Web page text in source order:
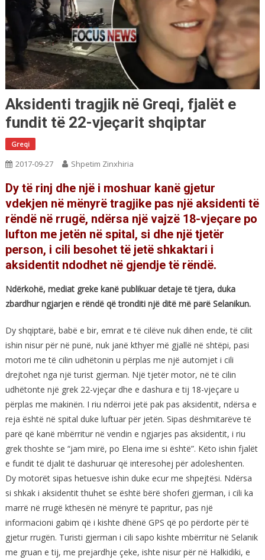
Aksidenti tragjik në Greqi, fjalët e
fundit të 22-vjeçarit shqiptar
Greqi
2017-09-27 Shpetim Zinxhiria
Dy të rinj dhe një i moshuar kanë gjetur
vdekjen në mënyrë tragjike pas një aksidenti të
rëndë në rrugë, ndërsa një vajzë 18-vjeçare po
lufton me jetën në spital, si dhe një tjetër
person, i cili besohet të jetë shkaktari i
aksidentit ndodhet në gjendje të rëndë.
Ndërkohë, mediat greke kanë publikuar detaje të tjera, duka
zbardhur ngjarjen e rëndë që tronditi një ditë më parë Selanikun.
Dy shqiptarë, babë e bir, emrat e të cilëve nuk dihen ende, të cilit
ishin nisur për në punë, nuk janë kthyer më gjallë në shtëpi, pasi
motori me të cilin udhëtonin u përplas me një automjet i cili
drejtohet nga një turist gjerman. Një tjetër motor, në të cilin
udhëtonte një grek 22-vjeçar dhe e dashura e tij 18-vjeçare u
përplas me makinën. I riu ndërroi jetë pak pas aksidentit, ndërsa e
reja është në spital duke luftuar për jetën. Sipas dëshmitarëve të
parë që kanë mbërritur në vendin e ngjarjes pas aksidentit, i riu
grek thoshte se “jam mirë, po Elena ime si është”. Këto ishin fjalët
e fundit të djalit të dashuruar që interesohej për adoleshenten.
Dy motorët sipas hetuesve ishin duke ecur me shpejtësi. Ndërsa
si shkak i aksidentit thuhet se është bërë shoferi gjerman, i cili ka
marrë në rrugë kthesën në mënyrë të papritur, pas një
informacioni gabim që i kishte dhënë GPS që po përdorte për të
gjetur rrugën. Turisti gjerman i cili sapo kishte mbërritur në Selanik
me gruan e tij, me prejardhje çeke, ishte nisur për në Halkidiki, e